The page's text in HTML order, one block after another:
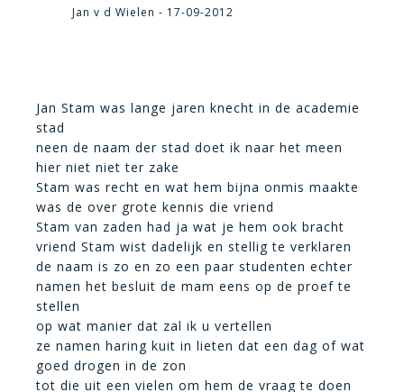
Jan v d Wielen - 17-09-2012
Jan Stam was lange jaren knecht in de academie
stad
neen de naam der stad doet ik naar het meen
hier niet niet ter zake
Stam was recht en wat hem bijna onmis maakte
was de over grote kennis die vriend
Stam van zaden had ja wat je hem ook bracht
vriend Stam wist dadelijk en stellig te verklaren
de naam is zo en zo een paar studenten echter
namen het besluit de mam eens op de proef te
stellen
op wat manier dat zal ik u vertellen
ze namen haring kuit in lieten dat een dag of wat
goed drogen in de zon
tot die uit een vielen om hem de vraag te doen